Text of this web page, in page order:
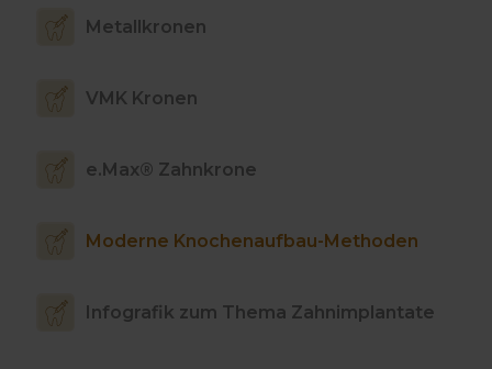
Metallkronen
VMK Kronen
e.Max® Zahnkrone
Moderne Knochenaufbau-Methoden
Infografik zum Thema Zahnimplantate